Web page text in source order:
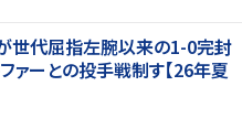
世代屈指左腕以来の1-0完封
ァーとの投手戦制す【26年夏